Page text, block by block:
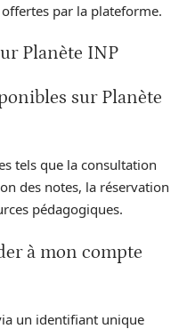
par la plateforme.
Planète INP
sur Planète
tels que la consultation
des notes, la réservation
pédagogiques.
à mon compte
un identifiant unique